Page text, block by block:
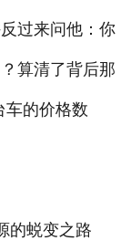
过来问他：你
算清了背后那
车的价格数
的蜕变之路